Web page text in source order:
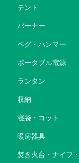
テント
バーナー
ペグ・ハンマー
ポータブル電源
ランタン
収納
寝袋・コット
暖房器具
焚き火台・ナイフ